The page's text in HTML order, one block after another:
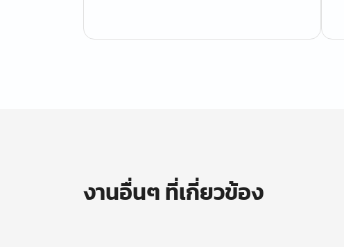
งานอื่นๆ ที่เกี่ยวข้อง